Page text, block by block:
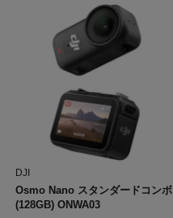
DJI
Osmo Nano スタンダードコンボ
(128GB) ONWA03